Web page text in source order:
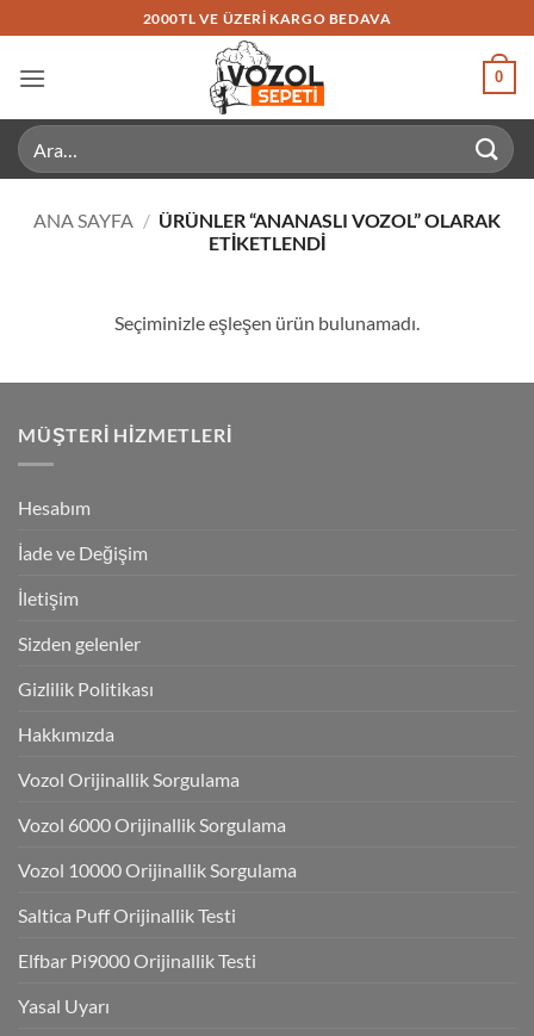
atla
2000TL VE ÜZERI KARGO BEDAVA
0
Ara:
ANA SAYFA / ÜRÜNLER “ANANASLI VOZOL” OLARAK
ETIKETLENDI
Seçiminizle eşleşen ürün bulunamadı.
MÜŞTERI HIZMETLERI
Hesabım
İade ve Değişim
İletişim
Sizden gelenler
Gizlilik Politikası
Hakkımızda
Vozol Orijinallik Sorgulama
Vozol 6000 Orijinallik Sorgulama
Vozol 10000 Orijinallik Sorgulama
Saltica Puff Orijinallik Testi
Elfbar Pi9000 Orijinallik Testi
Yasal Uyarı